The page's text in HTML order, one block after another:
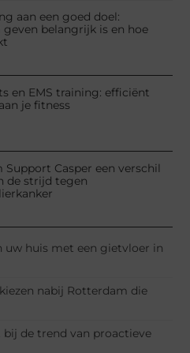
aan een goed doel:
belangrijk is en hoe
en EMS training: efficiënt
je fitness
Support Casper een verschil
de strijd tegen
uw huis met een gietvloer in
nabij Rotterdam die
bij de trend van proactieve